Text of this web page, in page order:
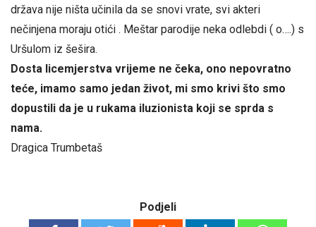
država nije ništa učinila da se snovi vrate, svi akteri
nečinjena moraju otići . Meštar parodije neka odlebdi ( o….) s
Uršulom iz šešira.
Dosta licemjerstva vrijeme ne čeka, ono nepovratno
teće, imamo samo jedan život, mi smo krivi što smo
dopustili da je u rukama iluzionista koji se sprda s
nama.
Dragica Trumbetaš
Podjeli